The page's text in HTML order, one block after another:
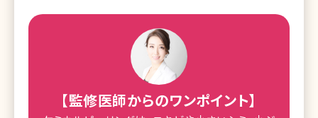
【監修医師からのワンポイント】